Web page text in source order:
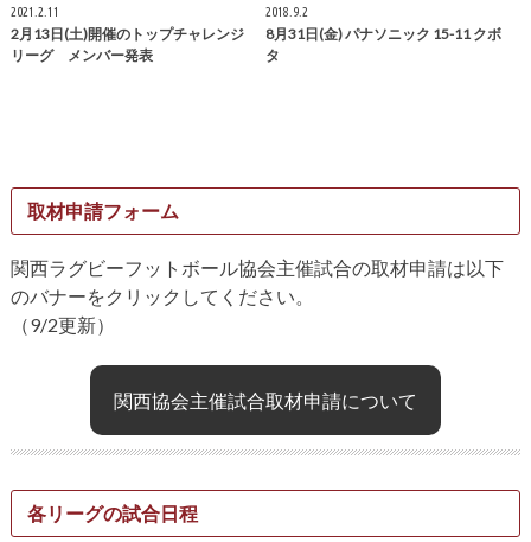
2021.2.11
2月13日(土)開催のトップチャレンジ
リーグ メンバー発表
2018.9.2
8月31日(金) パナソニック 15-11 クボ
タ
取材申請フォーム
関西ラグビーフットボール協会主催試合の取材申請は以下
のバナーをクリックしてください。
（9/2更新）
関西協会主催試合取材申請について
各リーグの試合日程